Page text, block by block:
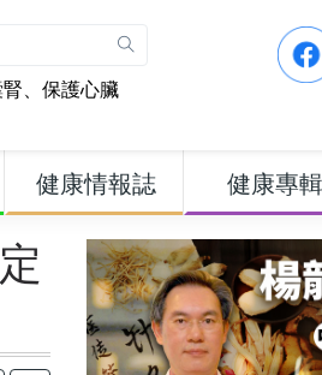
、 保護心臟
健康情報誌 健康專輯